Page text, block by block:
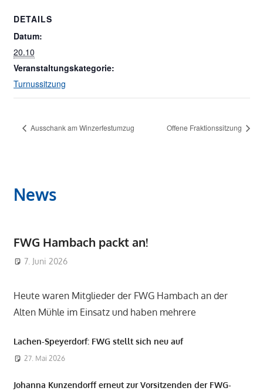
DETAILS
Datum:
20.10
Veranstaltungskategorie:
Turnussitzung
Ausschank am Winzerfestumzug Offene Fraktionssitzung
News
FWG Hambach packt an!
7. Juni 2026
Heute waren Mitglieder der FWG Hambach an der
Alten Mühle im Einsatz und haben mehrere
Lachen-Speyerdorf: FWG stellt sich neu auf
27. Mai 2026
Johanna Kunzendorff erneut zur Vorsitzenden der FWG-